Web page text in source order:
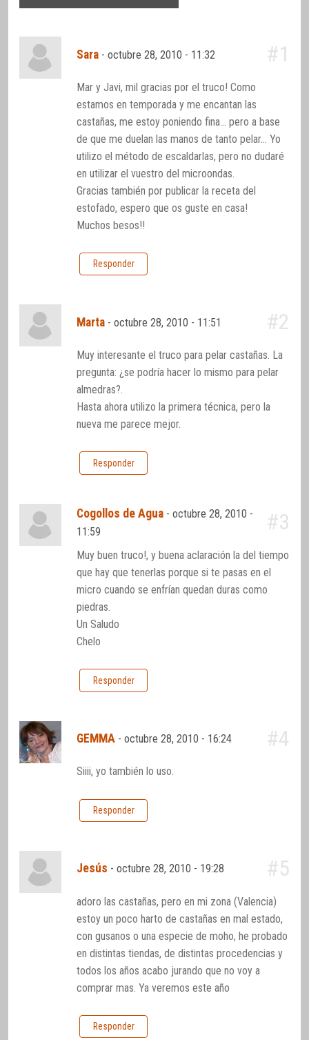
Sara -octubre 28, 2010 - 11:32 #1
Mar y Javi, mil gracias por el truco! Como
estamos en temporada y me encantan las
castañas, me estoy poniendo fina… pero a base
de que me duelan las manos de tanto pelar… Yo
utilizo el método de escaldarlas, pero no dudaré
en utilizar el vuestro del microondas.
Gracias también por publicar la receta del
estofado, espero que os guste en casa!
Muchos besos!!
Responder
Marta -octubre 28, 2010 - 11:51 #2
Muy interesante el truco para pelar castañas. La
pregunta: ¿se podría hacer lo mismo para pelar
almedras?.
Hasta ahora utilizo la primera técnica, pero la
nueva me parece mejor.
Responder
Cogollos de Agua -octubre 28, 2010 -
11:59
#3
Muy buen truco!, y buena aclaración la del tiempo
que hay que tenerlas porque si te pasas en el
micro cuando se enfrían quedan duras como
piedras.
Un Saludo
Chelo
Responder
GEMMA -octubre 28, 2010 - 16:24 #4
Siiii, yo también lo uso.
Responder
Jesús -octubre 28, 2010 - 19:28 #5
adoro las castañas, pero en mi zona (Valencia)
estoy un poco harto de castañas en mal estado,
con gusanos o una especie de moho, he probado
en distintas tiendas, de distintas procedencias y
todos los años acabo jurando que no voy a
comprar mas. Ya veremos este año
Responder